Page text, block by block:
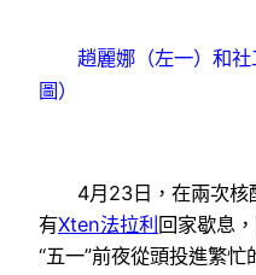
趙麗娜（左一）和
圖）
4月23日，在兩次核
有Xten法拉利 回家歇息
“五一”前夜從頭投進繁忙